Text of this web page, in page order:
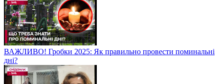
ВАЖЛИВО! Гробки 2025: Як правильно провести поминальні
дні?